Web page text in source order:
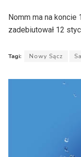
Nomm ma na
zadebiutował 12
Tagi: Nowy Sącz